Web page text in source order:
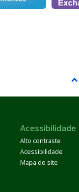
Acessibilidade
Alto contraste
Acessibilidade
Mapa do site